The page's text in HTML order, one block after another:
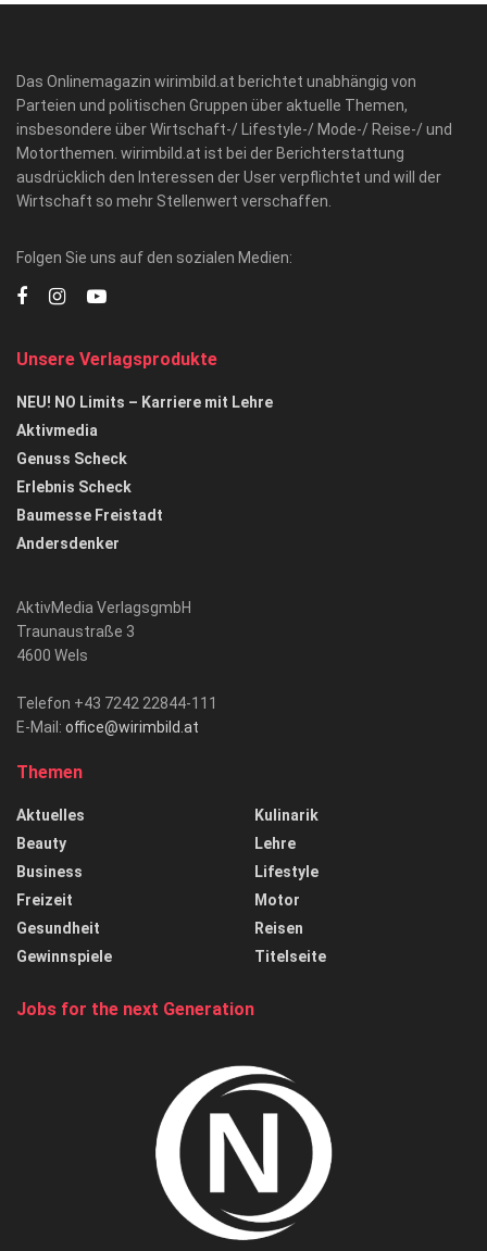
Das Onlinemagazin wirimbild.at berichtet unabhängig von
Parteien und politischen Gruppen über aktuelle Themen,
insbesondere über Wirtschaft-/ Lifestyle-/ Mode-/ Reise-/ und
Motorthemen. wirimbild.at ist bei der Berichterstattung
ausdrücklich den Interessen der User verpflichtet und will der
Wirtschaft so mehr Stellenwert verschaffen.
Folgen Sie uns auf den sozialen Medien:
Unsere Verlagsprodukte
NEU! NO Limits – Karriere mit Lehre
Aktivmedia
Genuss Scheck
Erlebnis Scheck
Baumesse Freistadt
Andersdenker
AktivMedia VerlagsgmbH
Traunaustraße 3
4600 Wels
Telefon +43 7242 22844-111
E-Mail: office@wirimbild.at
Themen
Aktuelles
Beauty
Business
Freizeit
Gesundheit
Gewinnspiele
Kulinarik
Lehre
Lifestyle
Motor
Reisen
Titelseite
Jobs for the next Generation